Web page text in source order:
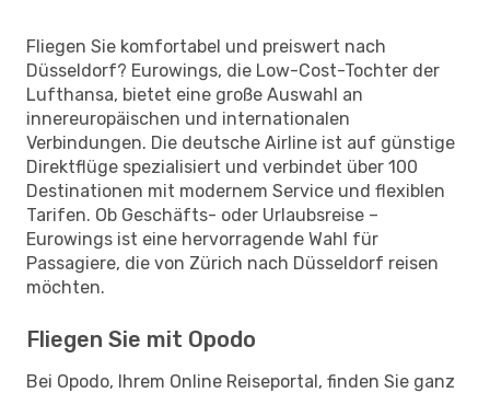
Fliegen Sie komfortabel und preiswert nach
Düsseldorf? Eurowings, die Low-Cost-Tochter der
Lufthansa, bietet eine große Auswahl an
innereuropäischen und internationalen
Verbindungen. Die deutsche Airline ist auf günstige
Direktflüge spezialisiert und verbindet über 100
Destinationen mit modernem Service und flexiblen
Tarifen. Ob Geschäfts- oder Urlaubsreise –
Eurowings ist eine hervorragende Wahl für
Passagiere, die von Zürich nach Düsseldorf reisen
möchten.
Fliegen Sie mit Opodo
Bei Opodo, Ihrem Online Reiseportal, finden Sie ganz